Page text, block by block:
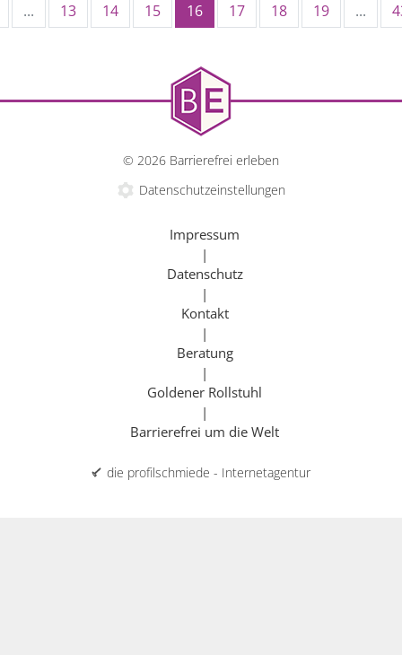
... 13 14 15 16 17 18 19 ...
© 2026 Barrierefrei erleben
Datenschutzeinstellungen
Impressum
|
Datenschutz
|
Kontakt
|
Beratung
|
Goldener Rollstuhl
|
Barrierefrei um die Welt
die profilschmiede - Internetagentur